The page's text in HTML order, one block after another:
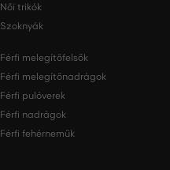
Női trikók
Szoknyák
Férfi melegítőfelsők
Férfi melegítőnadrágok
Férfi pulóverek
Férfi nadrágok
Férfi fehérneműk